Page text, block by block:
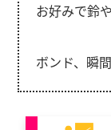
お好みで鈴
ボンド、瞬